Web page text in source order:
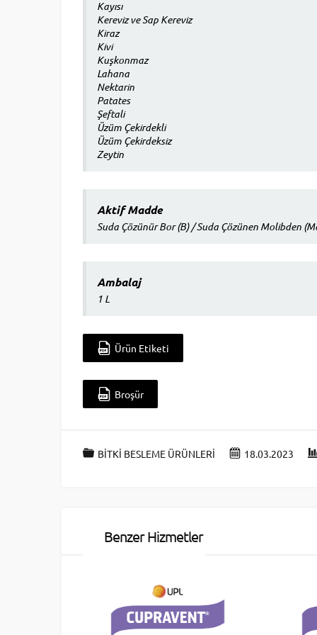
Kayısı
Kereviz ve Sap Kereviz
Kiraz
Kivi
Kuşkonmaz
Lahana
Nektarin
Patates
Şeftali
Üzüm Çekirdekli
Üzüm Çekirdeksiz
Zeytin
Aktif Madde
Suda Çözünür Bor (B) / Suda Çözünen Molibden
Ambalaj
1 L
Ürün Etiketi
Broşür
BİTKİ BESLEME ÜRÜNLERİ 18.03.2023
Benzer Hizmetler